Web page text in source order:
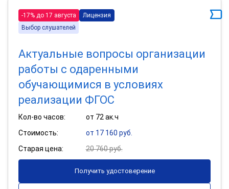
-17% до 17 августа
Лицензия
Выбор слушателей
Актуальные вопросы организации
работы с одаренными
обучающимися в условиях
реализации ФГОС
Кол-во часов:
от 72 ак.ч
Стоимость:
от 17 160 руб.
Старая цена:
20 760 руб.
Получить удостоверение